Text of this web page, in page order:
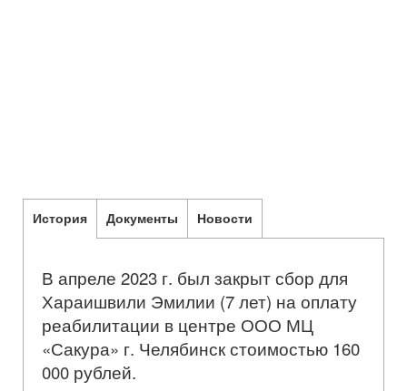
История Документы Новости
В апреле 2023 г. был закрыт сбор для
Хараишвили Эмилии (7 лет) на оплату
реабилитации в центре ООО МЦ
«Сакура» г. Челябинск стоимостью 160
000 рублей.